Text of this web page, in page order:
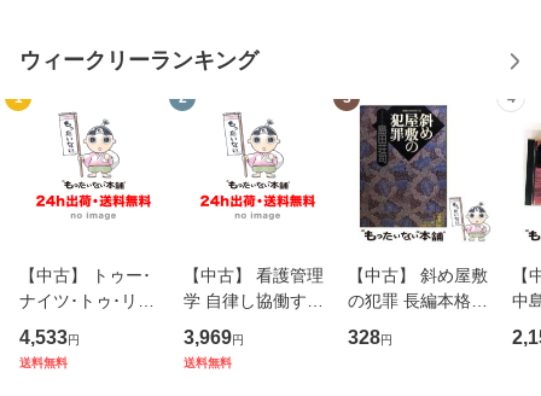
ウィークリーランキング
1
【中古】 トゥー･
ナイツ･トゥ･リメ
ンバー / フェア・
ウォーニング / [C
4,533円
送料無料
2
【中古】 看護管理
学 自律し協働する
専門職の看護マネ
ジメントスキル 改
3,969円
送料無料
3
【中古】 斜め屋敷
の犯罪 長編本格推
理小説 (光文社文
庫) / 島田荘司 / 光
328円
4
【
中島
【
料